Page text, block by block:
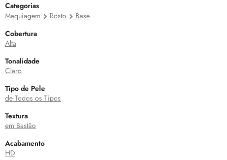
Categorias
Maquiagem
Rosto
Base
Cobertura
Alta
Tonalidade
Claro
Tipo de Pele
de Todos os Tipos
Textura
em Bastão
Acabamento
HD